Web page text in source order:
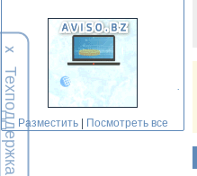
Х
ТехподдержкаРазместить| Посмотреть все